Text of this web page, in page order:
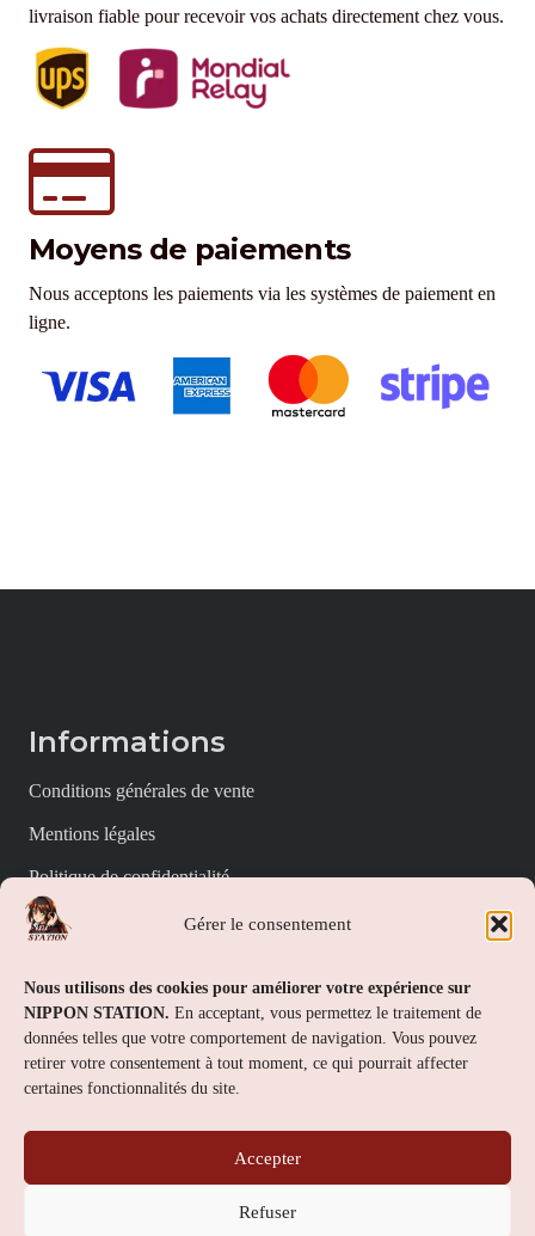
Gérer le consentement
Nous utilisons des cookies pour améliorer votre expérience sur
NIPPON STATION. En acceptant, vous permettez le traitement de
données telles que votre comportement de navigation. Vous pouvez
retirer votre consentement à tout moment, ce qui pourrait affecter
certaines fonctionnalités du site.
Accepter
Refuser
livraison fiable pour recevoir vos achats directement chez vous.
Moyens de paiements
Nous acceptons les paiements via les systèmes de paiement en
ligne.
Informations
Conditions générales de vente
Mentions légales
Politique de confidentialité
Politique de cookies (UE)
Nippon Station
À propos
FAQs
Contact